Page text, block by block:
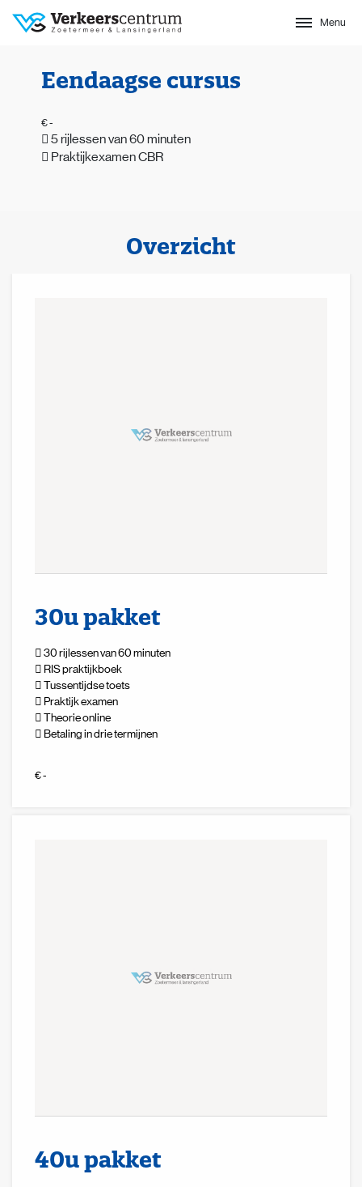
Menu
Sluit
Eendaagse cursus
€ -
5 rijlessen van 60 minuten
Praktijkexamen CBR
Overzicht
30u pakket
30 rijlessen van 60 minuten
RIS praktijkboek
Tussentijdse toets
Praktijk examen
Theorie online
Betaling in drie termijnen
€ -
40u pakket